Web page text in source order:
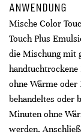
ANWENDUNG
Mische Color
Touch Plus
die Mischung mit
ohne Wärme
behandeltes oder
Minuten ohne
werden.